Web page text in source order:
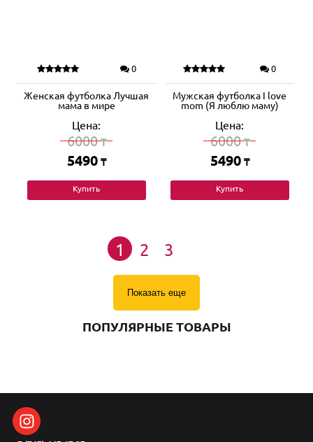
0
Женская футболка Лучшая
мама в мире
Цена:
6000₸
5490 ₸
Купить
0
Мужская футболка I love
mom (Я люблю маму)
Цена:
6000₸
5490 ₸
Купить
1 2 3
Показать еще
ПОПУЛЯРНЫЕ ТОВАРЫ